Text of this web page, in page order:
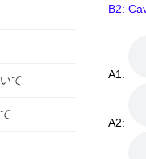
B2:
A1:
A2:
て